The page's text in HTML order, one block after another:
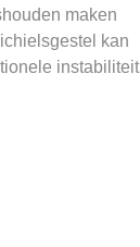
maken
kan
instabiliteit